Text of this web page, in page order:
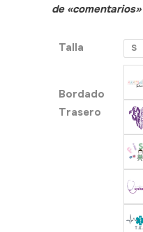
de
Talla S
Bordado
Trasero